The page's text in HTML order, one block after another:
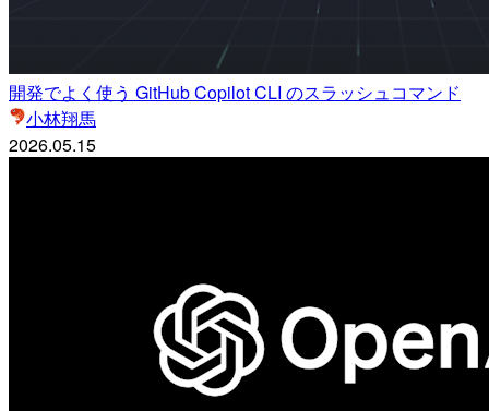
開発でよく使う GitHub Copilot CLI のスラッシュコマンド
小林翔馬
2026.05.15